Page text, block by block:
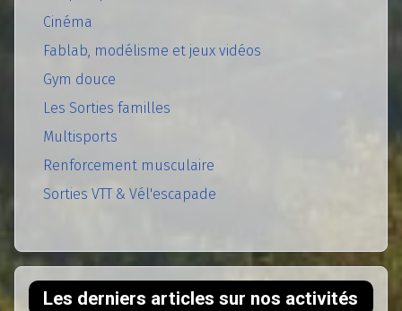
Cinéma
Fablab, modélisme et jeux vidéos
Gym douce
Les Sorties familles
Multisports
Renforcement musculaire
Sorties VTT & Vél'escapade
Les derniers articles sur nos activités